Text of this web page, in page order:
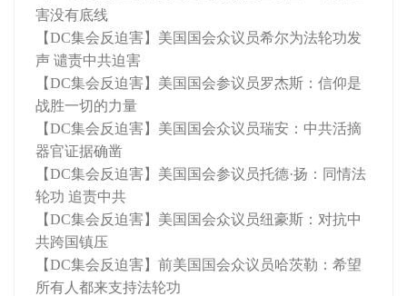
害没有底线
【DC集会反迫害】美国国会众议员希尔为法轮功发
声 谴责中共迫害
【DC集会反迫害】美国国会参议员罗杰斯：信仰是
战胜一切的力量
【DC集会反迫害】美国国会众议员瑞安：中共活摘
器官证据确凿
【DC集会反迫害】美国国会参议员托德·扬：同情法
轮功 追责中共
【DC集会反迫害】美国国会众议员纽豪斯：对抗中
共跨国镇压
【DC集会反迫害】前美国国会众议员哈茨勒：希望
所有人都来支持法轮功